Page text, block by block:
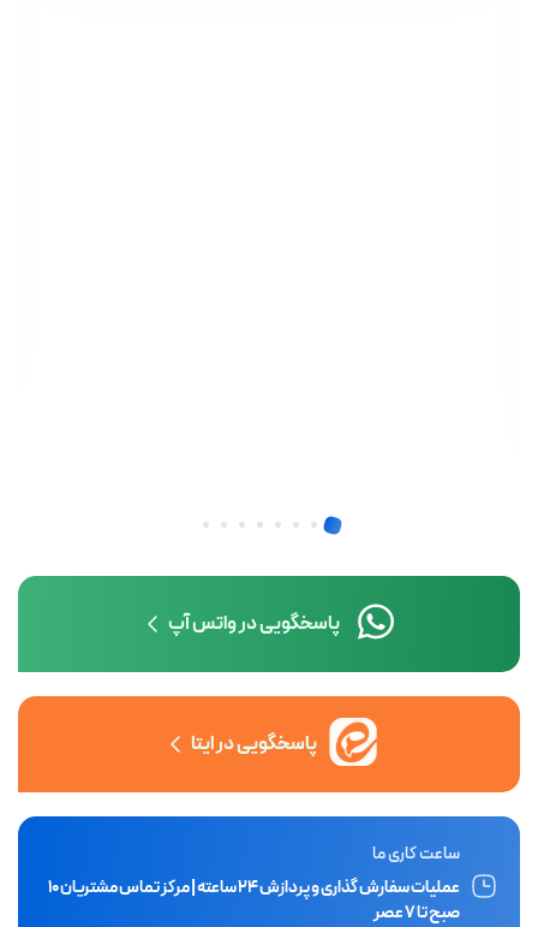
ساعت کاری ما
عملیات سفارش گذاری و پردازش ۲۴ ساعته | مرکز تماس مشتریان ۱۰
صبح تا ۷ عصر
پاسخگویی در ایتا
پاسخگویی در واتس آپ